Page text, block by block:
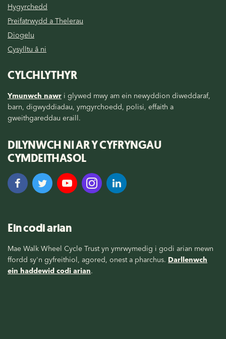
Hygyrchedd
Preifatrwydd a Thelerau
Diogelu
Cysylltu â ni
CYLCHLYTHYR
Ymunwch nawr i glywed mwy am ein newyddion diweddaraf,
barn, digwyddiadau, ymgyrchoedd, polisi, effaith a
gweithgareddau eraill.
DILYNWCH NI AR Y CYFRYNGAU
CYMDEITHASOL
Ein codi arian
Mae Walk Wheel Cycle Trust yn ymrwymedig i godi arian mewn
ffordd sy'n gyfreithiol, agored, onest a pharchus. Darllenwch
ein haddewid codi arian.